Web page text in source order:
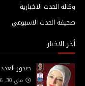
وكالة الحدث الاخبارية
صحيفة الحدث الاسبوعي
أخر الاخبار
صدور العدد 183 لصحيفة الحدث الاسبوعي من لندن
ماي 30, 2026